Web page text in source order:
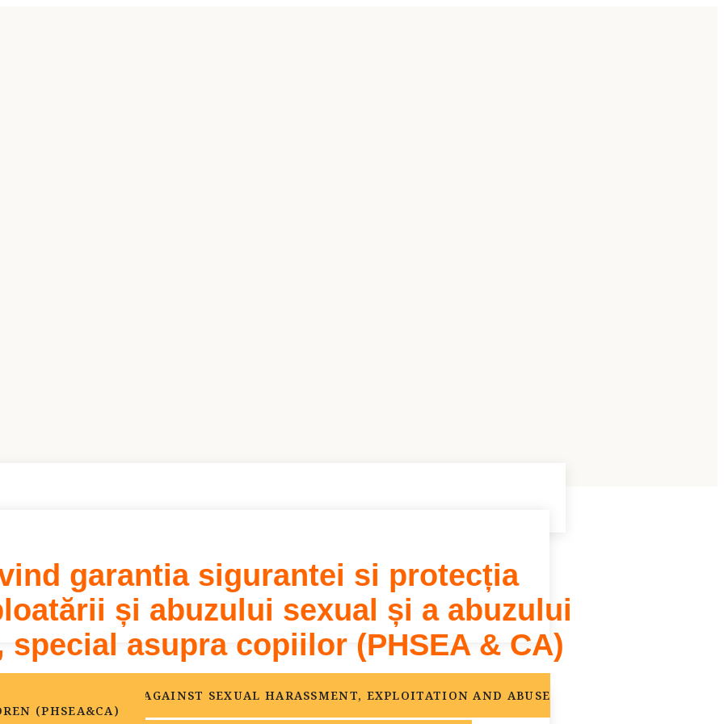
garantia sigurantei si protecția
și abuzului sexual și a abuzului
asupra copiilor (PHSEA & CA)
AND PROTECTION AGAINST SEXUAL HARASSMENT, EXPLOITATION AND ABUSE
(PHSEA&CA)